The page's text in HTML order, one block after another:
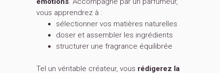
vous apprendrez à :
sélectionner vos matières naturelles
doser et assembler les ingrédients
structurer une fragrance équilibrée
Tel un véritable créateur, vous rédigerez la